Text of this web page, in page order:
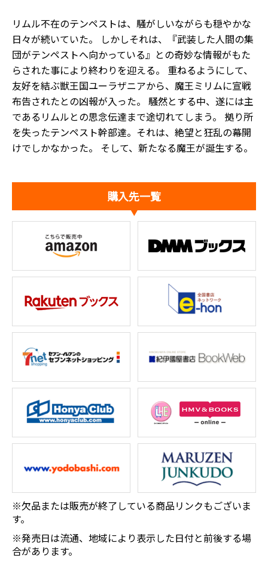
リムル不在のテンペストは、騒がしいながらも穏やかな
日々が続いていた。 しかしそれは、『武装した人間の集
団がテンペストへ向かっている』との奇妙な情報がもた
らされた事により終わりを迎える。 重ねるようにして、
友好を結ぶ獣王国ユーラザニアから、魔王ミリムに宣戦
布告されたとの凶報が入った。 騒然とする中、遂には主
であるリムルとの思念伝達まで途切れてしまう。 拠り所
を失ったテンペスト幹部達。それは、絶望と狂乱の幕開
けでしかなかった。 そして、新たなる魔王が誕生する――。
購入先一覧
※欠品または販売が終了している商品リンクもございま
す。
※発売日は流通、地域により表示した日付と前後する場
合があります。